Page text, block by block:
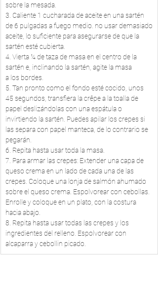
sobre la mesada.
3. Caliente 1 cucharada de aceite en una sartén
de 6 pulgadas a fuego medio. no usar demasiado
aceite, lo suficiente para asegurarse de que la
sartén esté cubierta.
4. Vierta ¼ de taza de masa en el centro de la
sartén e, inclinando la sartén, agite la masa
a los bordes.
5. Tan pronto como el fondo esté cocido, unos
45 segundos, transfiera la crêpe a la toalla de
papel deslizándolas con una espátula o
invirtiendo la sartén. Puedes apilar los crepes si
las separa con papel manteca, de lo contrario se
pegarán.
6. Repita hasta usar toda la masa.
7. Para armar las crepes: Extender una capa de
queso crema en un lado de cada una de las
crepes. Coloque una lonja de salmón ahumado
sobre el queso crema. Espolvorear con cebollas.
Enrolle y coloque en un plato, con la costura
hacia abajo.
8. Repita hasta usar todas las crepes y los
ingredientes del relleno. Espolvorear con
alcaparra y cebollin picado.